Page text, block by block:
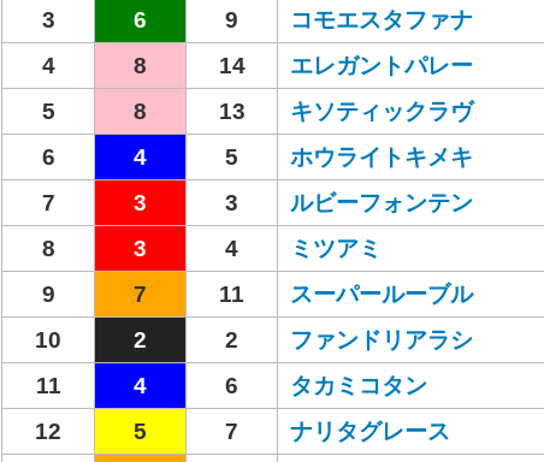
3
6 9 コモエスタファナ
4
8 14 エレガントパレー
5
8 13 キソティックラヴ
6
4 5 ホウライトキメキ
7
3 3 ルビーフォンテン
8
3 4 ミツアミ
9
7 11 スーパールーブル
10
2 2 ファンドリアラシ
11
4 6 タカミコタン
12
5 7 ナリタグレース